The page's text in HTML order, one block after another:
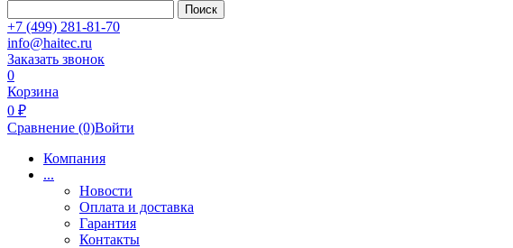
Поиск
+7 (499) 281-81-70
info@haitec.ru
Заказать звонок
0
Корзина
0 ₽
Сравнение (0)Войти
Компания
...
Новости
Оплата и доставка
Гарантия
Контакты